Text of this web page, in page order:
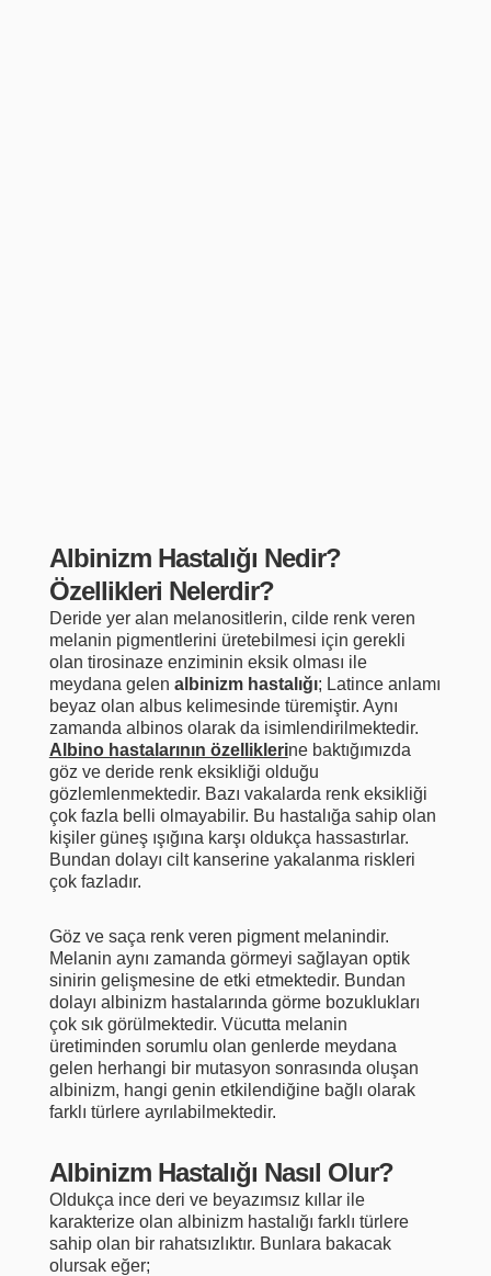
Albinizm Hastalığı Nedir?
Özellikleri Nelerdir?
Deride yer alan melanositlerin, cilde renk veren
melanin pigmentlerini üretebilmesi için gerekli
olan tirosinaze enziminin eksik olması ile
meydana gelen albinizm hastalığı; Latince anlamı
beyaz olan albus kelimesinde türemiştir. Aynı
zamanda albinos olarak da isimlendirilmektedir.
Albino hastalarının özelliklerine baktığımızda
göz ve deride renk eksikliği olduğu
gözlemlenmektedir. Bazı vakalarda renk eksikliği
çok fazla belli olmayabilir. Bu hastalığa sahip olan
kişiler güneş ışığına karşı oldukça hassastırlar.
Bundan dolayı cilt kanserine yakalanma riskleri
çok fazladır.
Göz ve saça renk veren pigment melanindir.
Melanin aynı zamanda görmeyi sağlayan optik
sinirin gelişmesine de etki etmektedir. Bundan
dolayı albinizm hastalarında görme bozuklukları
çok sık görülmektedir. Vücutta melanin
üretiminden sorumlu olan genlerde meydana
gelen herhangi bir mutasyon sonrasında oluşan
albinizm, hangi genin etkilendiğine bağlı olarak
farklı türlere ayrılabilmektedir.
Albinizm Hastalığı Nasıl Olur?
Oldukça ince deri ve beyazımsız kıllar ile
karakterize olan albinizm hastalığı farklı türlere
sahip olan bir rahatsızlıktır. Bunlara bakacak
olursak eğer;